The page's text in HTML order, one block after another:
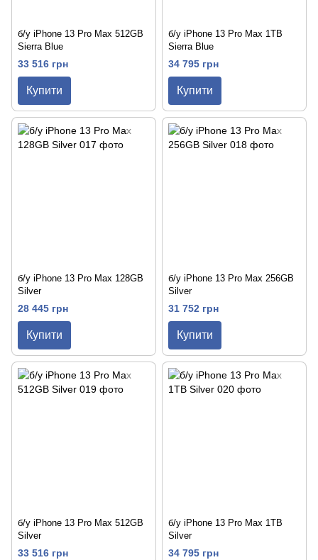
б/у iPhone 13 Pro Max 512GB
Sierra Blue
33 516 грн
Купити
б/у iPhone 13 Pro Max 1TB
Sierra Blue
34 795 грн
Купити
б/у iPhone 13 Pro Max 128GB
Silver
28 445 грн
Купити
б/у iPhone 13 Pro Max 256GB
Silver
31 752 грн
Купити
б/у iPhone 13 Pro Max 512GB
Silver
33 516 грн
б/у iPhone 13 Pro Max 1TB
Silver
34 795 грн